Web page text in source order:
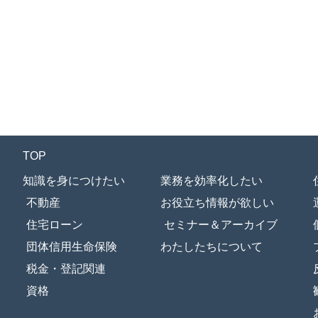
TOP
知識を身につけたい
不動産
住宅ローン
団体信用生命保険
税金・登記関連
資格
業務を効率化したい
お役立ち情報が欲しい
セミナー＆アーカイブ
わたしたちについて